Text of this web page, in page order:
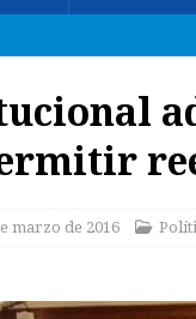
marzo de 2016